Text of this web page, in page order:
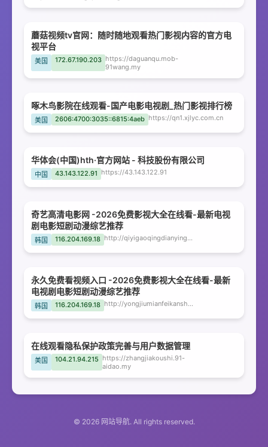
蘑菇视频tv官网：随时随地观看热门影视内容的官方电
视平台
美国 172.67.190.203 https://daguanqu.mob-
91wang.my
啄木鸟影院在线观看-国产电影电视剧_热门影视排行榜
美国 2606:4700:3035::6815:4aeb https://qn1.xjlyc.com.cn
华体会(中国)hth·官方网站 - 科技股份有限公司
中国 43.143.122.91 https://43.143.122.91
奇艺高清电影网 -2026免费影视大全在线看-最新电视
剧电影短剧动漫综艺推荐
韩国 116.204.169.18 http://qiyigaoqingdianyingwang.bckqn.com
永久免费看视频入口 -2026免费影视大全在线看-最新
电视剧电影短剧动漫综艺推荐
韩国 116.204.169.18 http://yongjiumianfeikanshipinrukou.bckqn.com
在线观看隐私保护政策完善与用户数据管理
美国 104.21.94.215 https://zhangjiakoushi.91-
aidao.my
© 2026 网站导航. All rights reserved.